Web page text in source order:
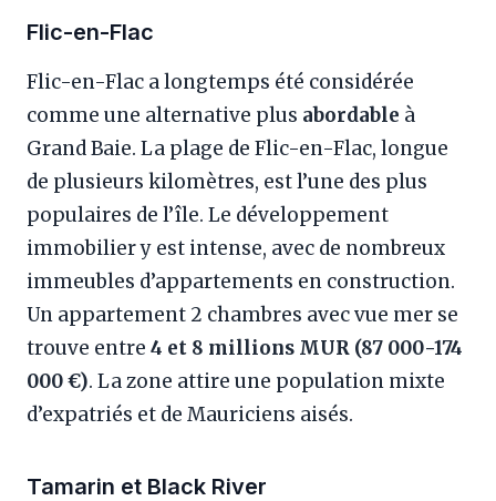
Flic-en-Flac
Flic-en-Flac a longtemps été considérée
comme une alternative plus abordable à
Grand Baie. La plage de Flic-en-Flac, longue
de plusieurs kilomètres, est l’une des plus
populaires de l’île. Le développement
immobilier y est intense, avec de nombreux
immeubles d’appartements en construction.
Un appartement 2 chambres avec vue mer se
trouve entre 4 et 8 millions MUR (87 000-174
000 €). La zone attire une population mixte
d’expatriés et de Mauriciens aisés.
Tamarin et Black River